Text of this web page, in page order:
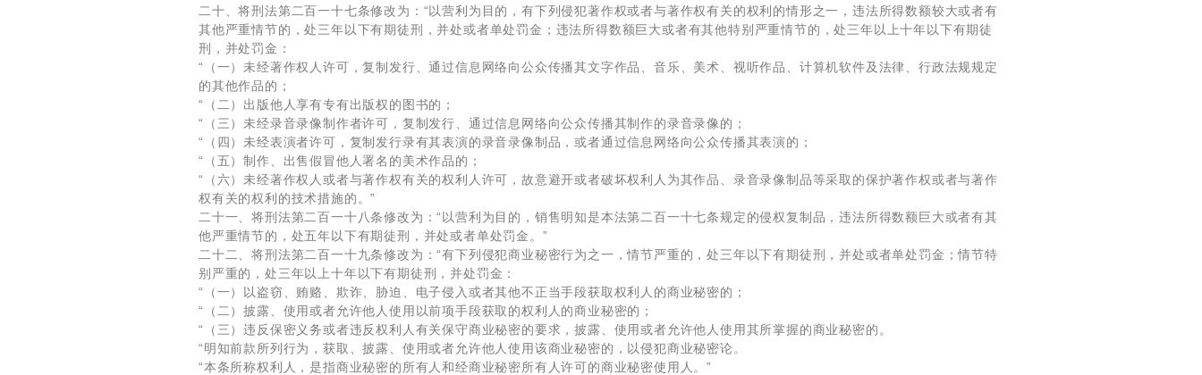
二十、将刑法第二百一十七条修改为：“以营利为目的，有下列侵犯著作权或者与著作权有关的权利的情形之一，违法所得数额较大或者有
其他严重情节的，处三年以下有期徒刑，并处或者单处罚金；违法所得数额巨大或者有其他特别严重情节的，处三年以上十年以下有期徒
刑，并处罚金：
“（一）未经著作权人许可，复制发行、通过信息网络向公众传播其文字作品、音乐、美术、视听作品、计算机软件及法律、行政法规规定
的其他作品的；
“（二）出版他人享有专有出版权的图书的；
“（三）未经录音录像制作者许可，复制发行、通过信息网络向公众传播其制作的录音录像的；
“（四）未经表演者许可，复制发行录有其表演的录音录像制品，或者通过信息网络向公众传播其表演的；
“（五）制作、出售假冒他人署名的美术作品的；
“（六）未经著作权人或者与著作权有关的权利人许可，故意避开或者破坏权利人为其作品、录音录像制品等采取的保护著作权或者与著作
权有关的权利的技术措施的。”
二十一、将刑法第二百一十八条修改为：“以营利为目的，销售明知是本法第二百一十七条规定的侵权复制品，违法所得数额巨大或者有其
他严重情节的，处五年以下有期徒刑，并处或者单处罚金。”
二十二、将刑法第二百一十九条修改为：“有下列侵犯商业秘密行为之一，情节严重的，处三年以下有期徒刑，并处或者单处罚金；情节特
别严重的，处三年以上十年以下有期徒刑，并处罚金：
“（一）以盗窃、贿赂、欺诈、胁迫、电子侵入或者其他不正当手段获取权利人的商业秘密的；
“（二）披露、使用或者允许他人使用以前项手段获取的权利人的商业秘密的；
“（三）违反保密义务或者违反权利人有关保守商业秘密的要求，披露、使用或者允许他人使用其所掌握的商业秘密的。
“明知前款所列行为，获取、披露、使用或者允许他人使用该商业秘密的，以侵犯商业秘密论。
“本条所称权利人，是指商业秘密的所有人和经商业秘密所有人许可的商业秘密使用人。”